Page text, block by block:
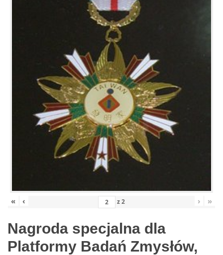
« ‹ z2 › »
Nagroda specjalna dla
Platformy Badań Zmysłów,